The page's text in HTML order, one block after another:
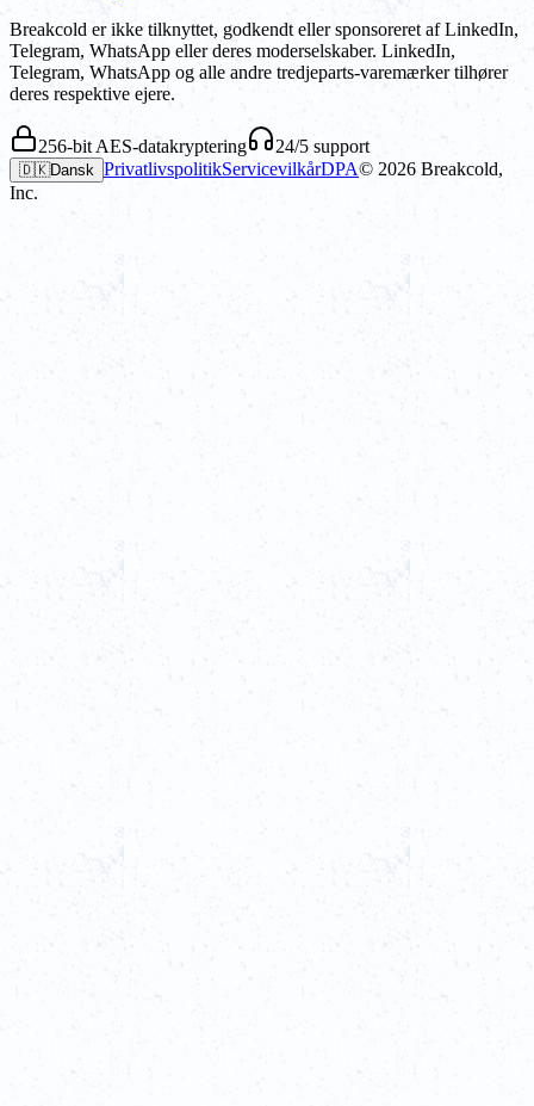
Breakcold er ikke tilknyttet, godkendt eller sponsoreret af LinkedIn,
Telegram, WhatsApp eller deres moderselskaber. LinkedIn,
Telegram, WhatsApp og alle andre tredjeparts-varemærker tilhører
deres respektive ejere.
256-bit AES-datakryptering 24/5 support
🇩🇰Dansk PrivatlivspolitikServicevilkårDPA© 2026 Breakcold,
Inc.